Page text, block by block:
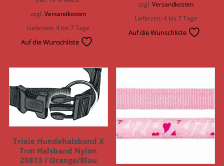
zzgl.Versandkosten
Lieferzeit:4 bis 7 Tage
Auf die Wunschliste
zzgl. Versandkosten
Lieferzeit:4 bis 7 Tage
Auf die Wunschliste
Trixie Hundehalsband X
Trm Halsband Nylon
20813 / Orange/Blau